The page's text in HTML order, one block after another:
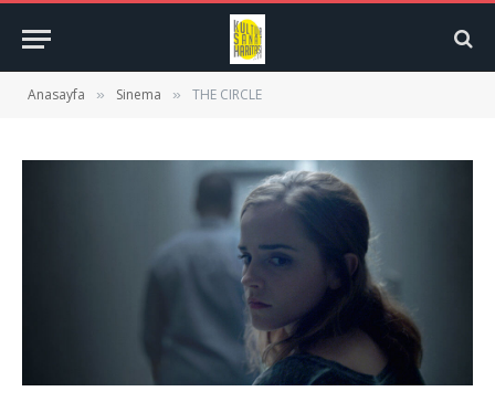
Anasayfa » Sinema » THE CIRCLE